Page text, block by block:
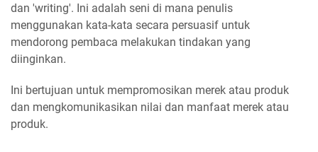
dan 'writing'. Ini adalah seni di mana penulis
menggunakan kata-kata secara persuasif untuk
mendorong pembaca melakukan tindakan yang
diinginkan.
Ini bertujuan untuk mempromosikan merek atau produk
dan mengkomunikasikan nilai dan manfaat merek atau
produk.